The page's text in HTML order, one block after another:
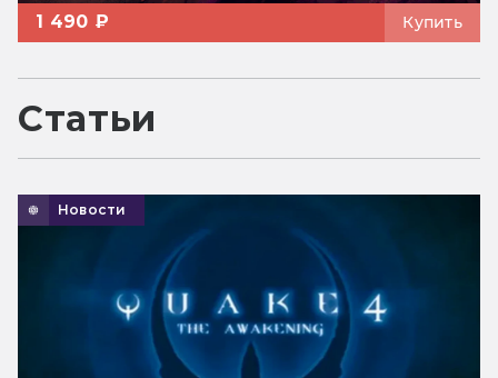
1 490 ₽ Купить
Статьи
Новости